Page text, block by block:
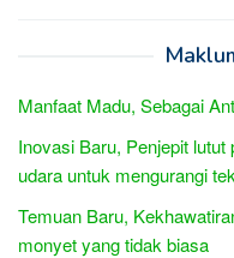
Manfaat Madu, Sebagai
Inovasi Baru, Penjepit
udara untuk mengurangi
Temuan Baru,
monyet yang tidak biasa